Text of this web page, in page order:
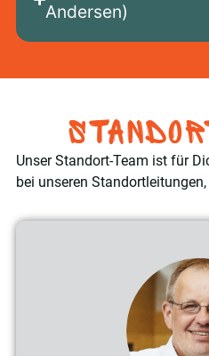
Andersen)
Unser Standort-Team ist für
bei unseren